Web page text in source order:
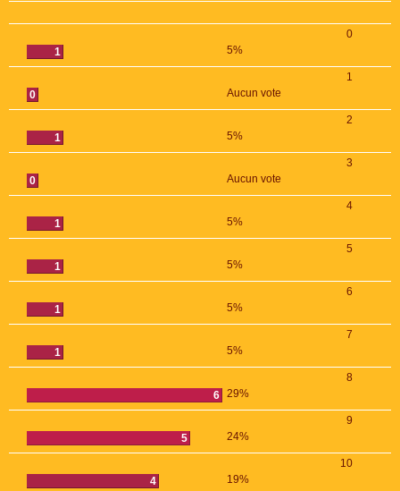
0
1
5%
1
0
Aucun vote
2
1
5%
3
0
Aucun vote
4
1
5%
5
1
5%
6
1
5%
7
1
5%
8
6 29%
9
5
24%
10
4
19%